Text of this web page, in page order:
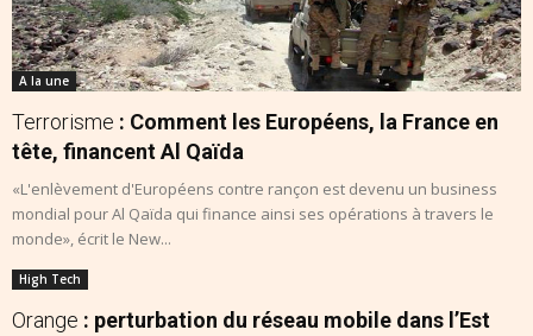
A la une
Terrorisme : Comment les Européens, la France en
tête, financent Al Qaïda
«L'enlèvement d'Européens contre rançon est devenu un business
mondial pour Al Qaïda qui finance ainsi ses opérations à travers le
monde», écrit le New...
High Tech
Orange : perturbation du réseau mobile dans l’Est